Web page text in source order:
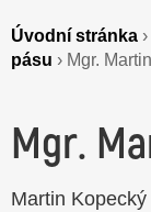
Úvodní stránka ›
pásu › Mgr.
Mgr.
Martin